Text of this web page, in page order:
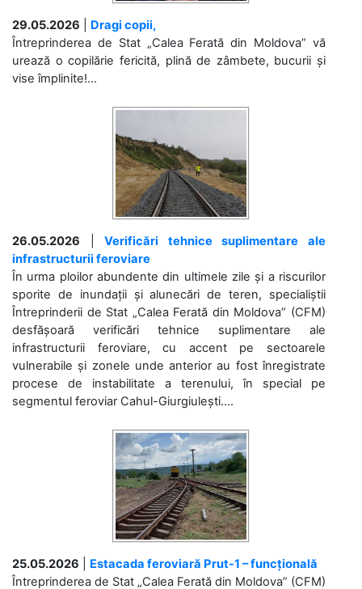
29.05.2026
Dragi copii,
Întreprinderea de Stat „Calea Ferată din Moldova” vă
urează o copilărie fericită, plină de zâmbete, bucurii și
vise împlinite!...
26.05.2026 |Verificări tehnice suplimentare ale
infrastructurii feroviare
În urma ploilor abundente din ultimele zile și a riscurilor
sporite de inundații și alunecări de teren, specialiștii
Întreprinderii de Stat „Calea Ferată din Moldova” (CFM)
desfășoară verificări tehnice suplimentare ale
infrastructurii feroviare, cu accent pe sectoarele
vulnerabile și zonele unde anterior au fost înregistrate
procese de instabilitate a terenului, în special pe
segmentul feroviar Cahul-Giurgiulești....
25.05.2026
Estacada feroviară Prut-1 – funcțională
Întreprinderea de Stat „Calea Ferată din Moldova” (CFM)